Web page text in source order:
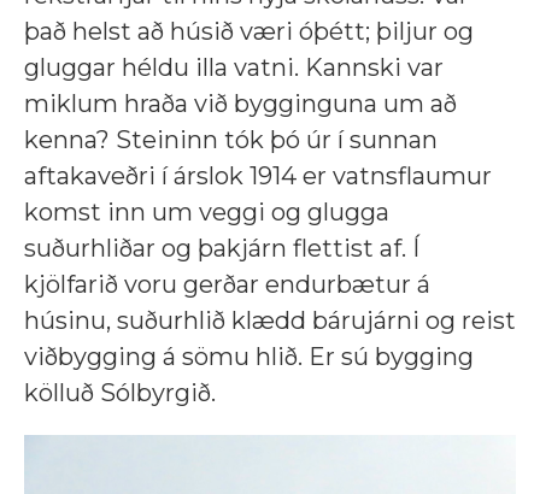
það helst að húsið væri óþétt; þiljur og
gluggar héldu illa vatni. Kannski var
miklum hraða við bygginguna um að
kenna? Steininn tók þó úr í sunnan
aftakaveðri í árslok 1914 er vatnsflaumur
komst inn um veggi og glugga
suðurhliðar og þakjárn flettist af. Í
kjölfarið voru gerðar endurbætur á
húsinu, suðurhlið klædd bárujárni og reist
viðbygging á sömu hlið. Er sú bygging
kölluð Sólbyrgið.